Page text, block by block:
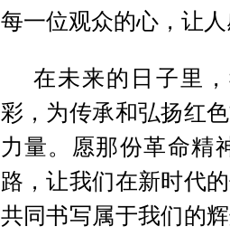
每一位观众的心，让
在未来的日子里
彩，为传承和弘扬红
力量。愿那份革命精
路，让我们在新时代
共同书写属于我们的